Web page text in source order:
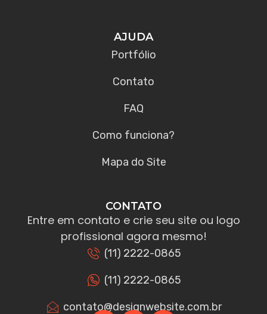
AJUDA
Portfólio
Contato
FAQ
Como funciona?
Mapa do Site
CONTATO
Entre em contato e crie seu site ou logo
profissional agora mesmo!
(11) 2222-0865
(11) 2222-0865
contato@designwebsite.com.br